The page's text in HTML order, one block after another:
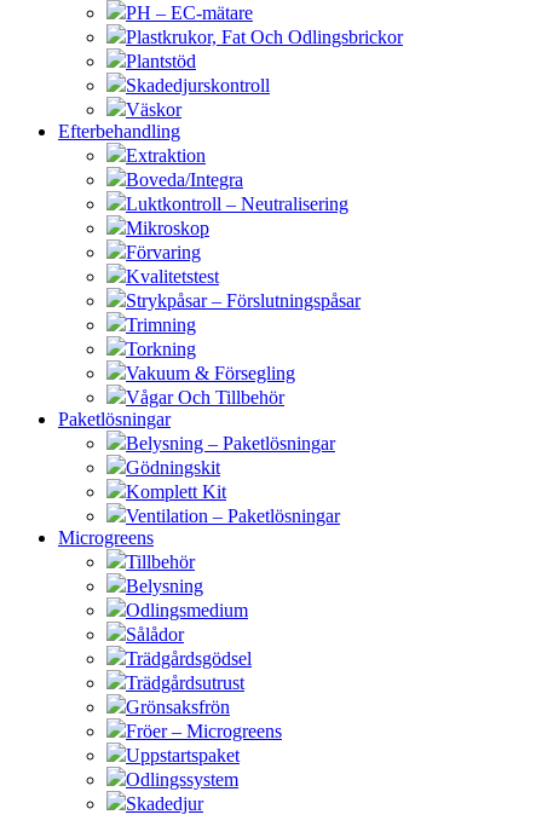
PH – EC-mätare
Plastkrukor, Fat Och Odlingsbrickor
Plantstöd
Skadedjurskontroll
Väskor
Efterbehandling
Extraktion
Boveda/Integra
Luktkontroll – Neutralisering
Mikroskop
Förvaring
Kvalitetstest
Strykpåsar – Förslutningspåsar
Trimning
Torkning
Vakuum & Försegling
Vågar Och Tillbehör
Paketlösningar
Belysning – Paketlösningar
Gödningskit
Komplett Kit
Ventilation – Paketlösningar
Microgreens
Tillbehör
Belysning
Odlingsmedium
Sålådor
Trädgårdsgödsel
Trädgårdsutrust
Grönsaksfrön
Fröer – Microgreens
Uppstartspaket
Odlingssystem
Skadedjur